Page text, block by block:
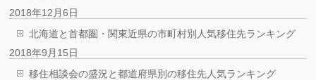
2018年12月6日
北海道と首都圏・関東近県の市町村別人気移住先ランキング
2018年9月15日
移住相談会の盛況と都道府県別の移住先人気ランキング